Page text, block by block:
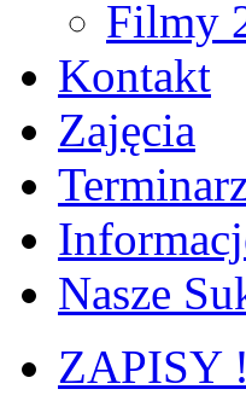
Filmy
Kontakt
Zajęcia
Nasze
ZAPISY !